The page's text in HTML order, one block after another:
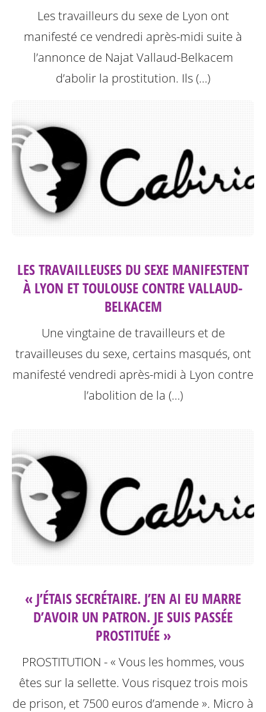
Les travailleurs du sexe de Lyon ont
manifesté ce vendredi après-midi suite à
l’annonce de Najat Vallaud-Belkacem
d’abolir la prostitution. Ils (…)
LES TRAVAILLEUSES DU SEXE MANIFESTENT
À LYON ET TOULOUSE CONTRE VALLAUD-
BELKACEM
Une vingtaine de travailleurs et de
travailleuses du sexe, certains masqués, ont
manifesté vendredi après-midi à Lyon contre
l’abolition de la (…)
« J’ÉTAIS SECRÉTAIRE. J’EN AI EU MARRE
D’AVOIR UN PATRON. JE SUIS PASSÉE
PROSTITUÉE »
PROSTITUTION - « Vous les hommes, vous
êtes sur la sellette. Vous risquez trois mois
de prison, et 7500 euros d’amende ». Micro à